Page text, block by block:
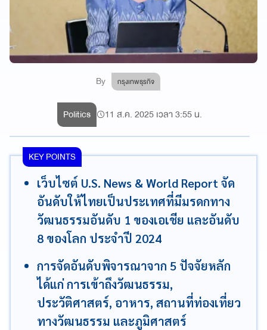
By กรุงเทพธุรกิจ
Politics 11 ส.ค. 2025 เวลา 3:55 น.
KEY POINTS
เว็บไซต์ U.S. News & World Report จัด
อันดับให้ไทยเป็นประเทศที่มีมรดกทาง
วัฒนธรรมอันดับ 1 ของเอเชีย และอันดับ
8 ของโลก ประจำปี 2024
การจัดอันดับพิจารณาจาก 5 ปัจจัยหลัก
ได้แก่ การเข้าถึงวัฒนธรรม,
ประวัติศาสตร์, อาหาร, สถานที่ท่องเที่ยว
ทางวัฒนธรรม และภูมิศาสตร์